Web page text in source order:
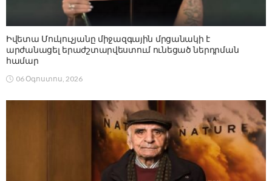
Իվետա Մուկուչյանը միջազգային մրցանակի է
արժանացել երաժշտարվեստում ունեցած ներդրման
համար
06 Օգոստոս, 2026